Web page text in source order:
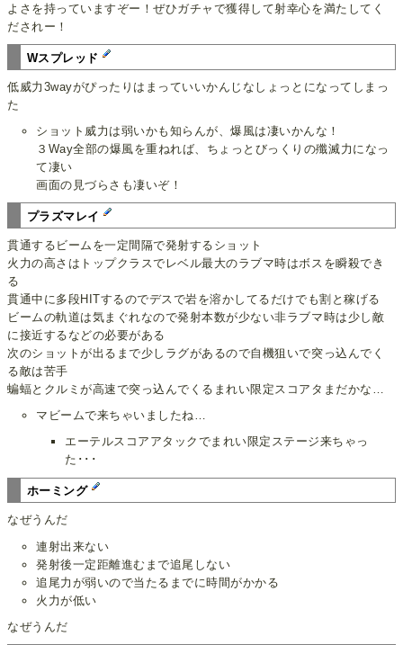
よさを持っていますぞー！ぜひガチャで獲得して射幸心を満たしてく
だされー！
Wスプレッド
低威力3wayがぴったりはまっていいかんじなしょっとになってしまっ
た
ショット威力は弱いかも知らんが、爆風は凄いかんな！
３Way全部の爆風を重ねれば、ちょっとびっくりの殲滅力になっ
て凄い
画面の見づらさも凄いぞ！
プラズマレイ
貫通するビームを一定間隔で発射するショット
火力の高さはトップクラスでレベル最大のラブマ時はボスを瞬殺でき
る
貫通中に多段HITするのでデスで岩を溶かしてるだけでも割と稼げる
ビームの軌道は気まぐれなので発射本数が少ない非ラブマ時は少し敵
に接近するなどの必要がある
次のショットが出るまで少しラグがあるので自機狙いで突っ込んでく
る敵は苦手
蝙蝠とクルミが高速で突っ込んでくるまれい限定スコアタまだかな…
マビームで来ちゃいましたね…
エーテルスコアアタックでまれい限定ステージ来ちゃっ
た･･･
ホーミング
なぜうんだ
連射出来ない
発射後一定距離進むまで追尾しない
追尾力が弱いので当たるまでに時間がかかる
火力が低い
なぜうんだ